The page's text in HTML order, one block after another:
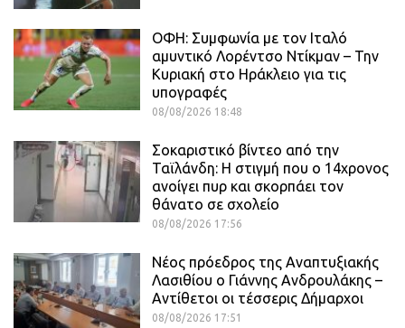
ΟΦΗ: Συμφωνία με τον Ιταλό
αμυντικό Λορέντσο Ντίκμαν – Την
Κυριακή στο Ηράκλειο για τις
υπογραφές
08/08/2026 18:48
Σοκαριστικό βίντεο από την
Ταϊλάνδη: Η στιγμή που ο 14χρονος
ανοίγει πυρ και σκορπάει τον
θάνατο σε σχολείο
08/08/2026 17:56
Νέος πρόεδρος της Αναπτυξιακής
Λασιθίου ο Γιάννης Ανδρουλάκης –
Αντίθετοι οι τέσσερις Δήμαρχοι
08/08/2026 17:51